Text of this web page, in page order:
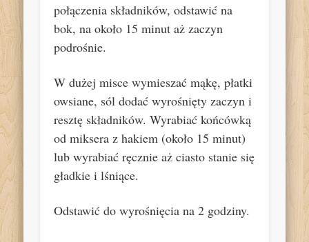
połączenia składników, odstawić na
bok, na około 15 minut aż zaczyn
podrośnie.
W dużej misce wymieszać mąkę, płatki
owsiane, sól dodać wyrośnięty zaczyn i
resztę składników. Wyrabiać końcówką
od miksera z hakiem (około 15 minut)
lub wyrabiać ręcznie aż ciasto stanie się
gładkie i lśniące.
Odstawić do wyrośnięcia na 2 godziny.